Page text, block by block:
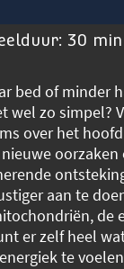
30
bed of minder
wel zo simpel?
over het
oorzaken
aan te
de
er zelf heel
te